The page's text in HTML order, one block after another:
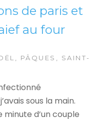
de paris et
au four
, PÂQUES , SAINT-
sous la main.
d’un couple